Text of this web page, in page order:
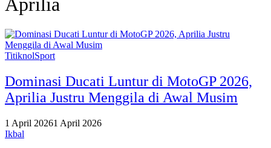
Aprilia
TitiknolSport
Dominasi Ducati Luntur di MotoGP 2026,
Aprilia Justru Menggila di Awal Musim‎
1 April 20261 April 2026
Ikbal